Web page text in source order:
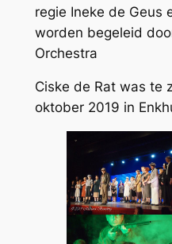
regie Ineke de Geus
worden begeleid
Orchestra
Ciske de Rat was te
oktober 2019 in